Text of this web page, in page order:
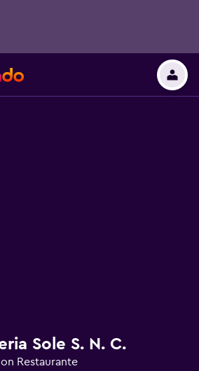
Sole S. N. C.
Restaurante